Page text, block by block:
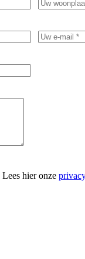
Lees hier onze